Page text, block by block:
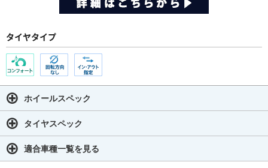
タイヤタイプ
ホイールスペック
タイヤスペック
適合車種一覧を見る